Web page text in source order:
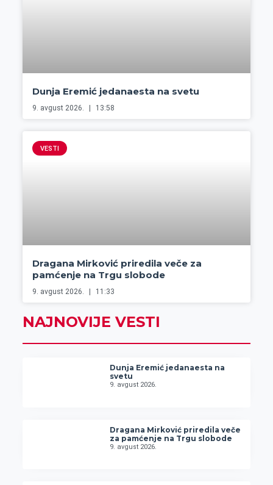
Dunja Eremić jedanaesta na svetu
9. avgust 2026. 13:58
VESTI
Dragana Mirković priredila veče za
pamćenje na Trgu slobode
9. avgust 2026. 11:33
NAJNOVIJE VESTI
Dunja Eremić jedanaesta na
svetu
9. avgust 2026.
Dragana Mirković priredila veče
za pamćenje na Trgu slobode
9. avgust 2026.